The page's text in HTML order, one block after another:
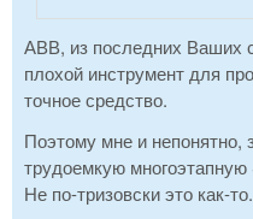
АВВ, из последних Ваших
плохой инструмент для
точное средство.
Поэтому мне и непонятно,
трудоемкую многоэтапную
Не по-тризовски это как-